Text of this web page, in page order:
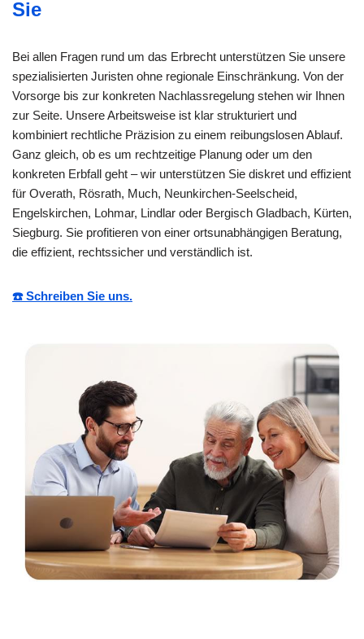
Sie
Bei allen Fragen rund um das Erbrecht unterstützen Sie unsere
spezialisierten Juristen ohne regionale Einschränkung. Von der
Vorsorge bis zur konkreten Nachlassregelung stehen wir Ihnen
zur Seite. Unsere Arbeitsweise ist klar strukturiert und
kombiniert rechtliche Präzision zu einem reibungslosen Ablauf.
Ganz gleich, ob es um rechtzeitige Planung oder um den
konkreten Erbfall geht – wir unterstützen Sie diskret und effizient
für Overath, Rösrath, Much, Neunkirchen-Seelscheid,
Engelskirchen, Lohmar, Lindlar oder Bergisch Gladbach, Kürten,
Siegburg. Sie profitieren von einer ortsunabhängigen Beratung,
die effizient, rechtssicher und verständlich ist.
☎️ Schreiben Sie uns.